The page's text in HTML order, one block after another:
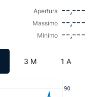
Apertura --,---
Massimo --,---
Minimo --,---
3 M 1 A